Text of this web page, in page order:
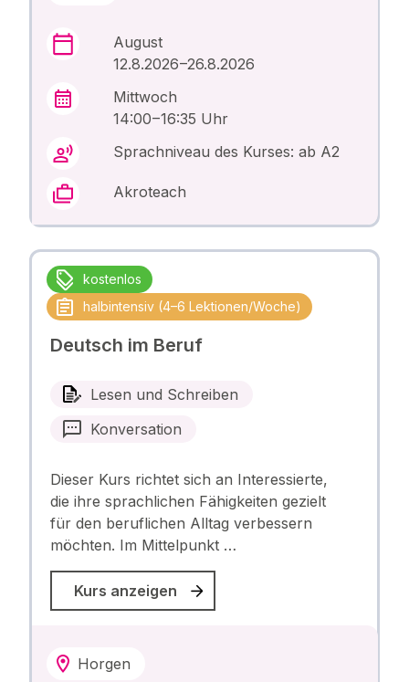
August
12.8.2026 –26.8.2026
Mittwoch
14:00 – 16:35 Uhr
Sprachniveau des Kurses: ab A2
Akroteach
kostenlos
halbintensiv (4–6 Lektionen/Woche)
Deutsch im Beruf
Lesen und Schreiben
Konversation
Dieser Kurs richtet sich an Interessierte,
die ihre sprachlichen Fähigkeiten gezielt
für den beruflichen Alltag verbessern
möchten. Im Mittelpunkt …
Kurs anzeigen
Horgen